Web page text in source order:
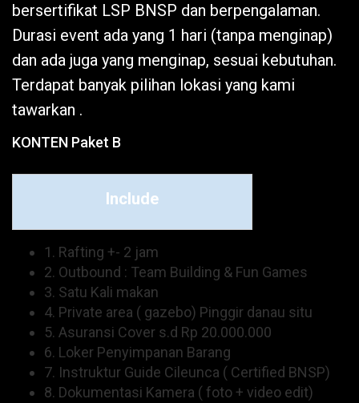
bersertifikat LSP BNSP dan berpengalaman.
Durasi event ada yang 1 hari (tanpa menginap)
dan ada juga yang menginap, sesuai kebutuhan.
Terdapat banyak pilihan lokasi yang kami
tawarkan .
KONTEN Paket B
Include
1. Rafting +- 2 jam
2. Outbound : Team Building & Fun Games
3. Satu Kali makan
4. Private area ( gazebo) Pinggir danau situ
5. Asuransi Cover s.d Rp 20.000.000
6. Loker Penyimpanan Barang
7. Instruktur Guide Cileunca ( Certified BNSP)
8. Dokumentasi Kamera ( foto + video edit)